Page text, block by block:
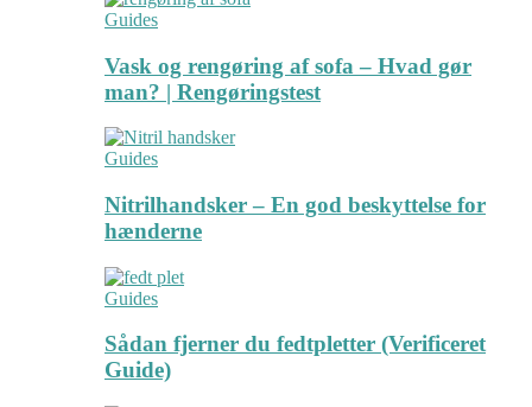
Guides
Vask og rengøring af sofa – Hvad gør
man? | Rengøringstest
Guides
Nitrilhandsker – En god beskyttelse for
hænderne
Guides
Sådan fjerner du fedtpletter (Verificeret
Guide)